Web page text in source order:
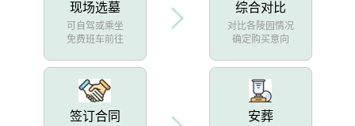
现场选墓
可自驾或乘坐
免费班车前往
综合对比
对比各陵园情况
确定购买意向
签订合同 安葬